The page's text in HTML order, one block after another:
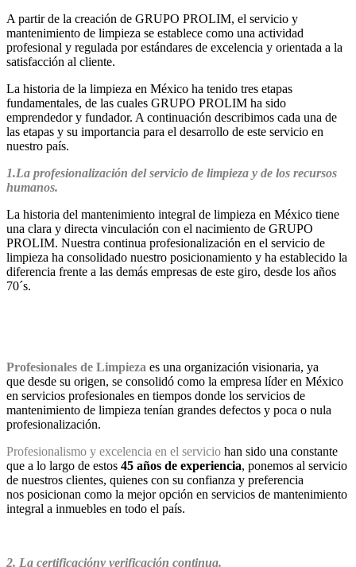
A partir de la creación de GRUPO PROLIM, el servicio y
mantenimiento de limpieza se establece como una actividad
profesional y regulada por estándares de excelencia y orientada a la
satisfacción al cliente.
La historia de la limpieza en México ha tenido tres etapas
fundamentales, de las cuales GRUPO PROLIM ha sido
emprendedor y fundador. A continuación describimos cada una de
las etapas y su importancia para el desarrollo de este servicio en
nuestro país.
1.La profesionalización del servicio de limpieza y de los recursos
humanos.
La historia del mantenimiento integral de limpieza en México tiene
una clara y directa vinculación con el nacimiento de GRUPO
PROLIM. Nuestra continua profesionalización en el servicio de
limpieza ha consolidado nuestro posicionamiento y ha establecido la
diferencia frente a las demás empresas de este giro, desde los años
70´s.
Profesionales de Limpieza es una organización visionaria, ya
que desde su origen, se consolidó como la empresa líder en México
en servicios profesionales en tiempos donde los servicios de
mantenimiento de limpieza tenían grandes defectos y poca o nula
profesionalización.
Profesionalismo y excelencia en el servicio han sido una constante
que a lo largo de estos 45 años de experiencia, ponemos al servicio
de nuestros clientes, quienes con su confianza y preferencia
nos posicionan como la mejor opción en servicios de mantenimiento
integral a inmuebles en todo el país.
2. La certificacióny verificación continua.